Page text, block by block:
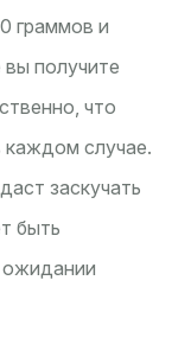
граммов и
получите
что
каждом случае.
заскучать
быть
ожидании